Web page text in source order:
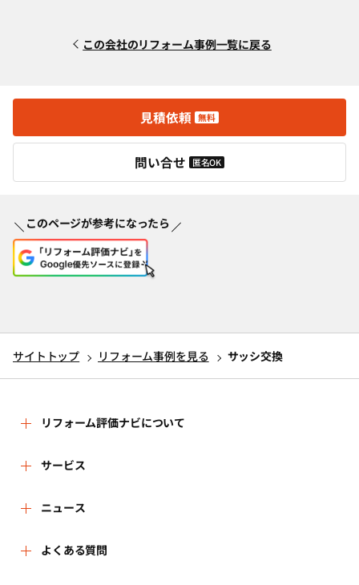
この会社のリフォーム事例一覧に戻る
見積依頼 無料
問い合せ 匿名OK
このページが参考になったら
サイトトップ リフォーム事例を見る サッシ交換
リフォーム評価ナビについて
リフォーム評価ナビとは
運営体制
はじめての方へ
サービス
リフォーム会社を探す
リフォーム事例を見る
ニュース
新着情報
よくある質問